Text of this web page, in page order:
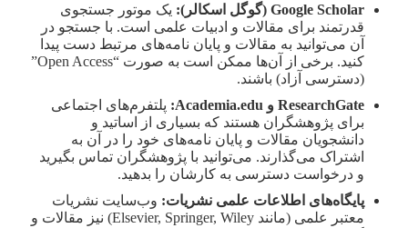
Google Scholar (گوگل اسکالر):
یک موتور جستجوی
قدرتمند برای مقالات و ادبیات علمی است. با جستجو در
آن می‌توانید به مقالات و پایان نامه‌های مرتبط دست پیدا
کنید. برخی از آن‌ها ممکن است به صورت “Open Access”
(دسترسی آزاد) باشند.
ResearchGate و Academia.edu:
پلتفرم‌های اجتماعی
برای پژوهشگران هستند که بسیاری از اساتید و
دانشجویان مقالات و پایان نامه‌های خود را در آن به
اشتراک می‌گذارند. می‌توانید با پژوهشگران تماس بگیرید
و درخواست دسترسی به کارشان را بدهید.
پایگاه‌های اطلاعات علمی نشریات: وب‌سایت نشریات
معتبر علمی (مانند Elsevier, Springer, Wiley) نیز مقالات و